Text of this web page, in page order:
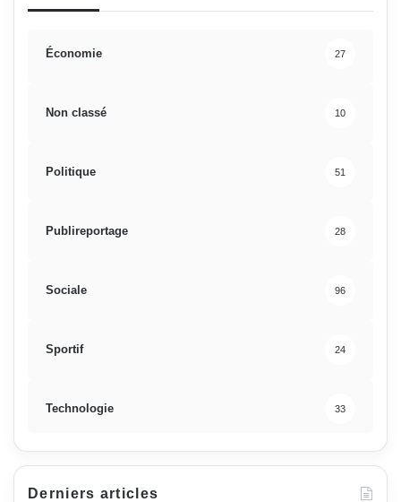
Économie 27
Non classé 10
Politique 51
Publireportage 28
Sociale 96
Sportif 24
Technologie 33
Derniers articles